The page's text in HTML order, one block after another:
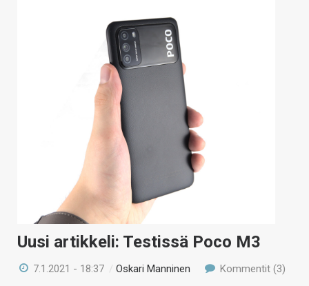
Uusi artikkeli: Testissä Poco M3
7.1.2021 - 18:37 /Oskari Manninen Kommentit (3)